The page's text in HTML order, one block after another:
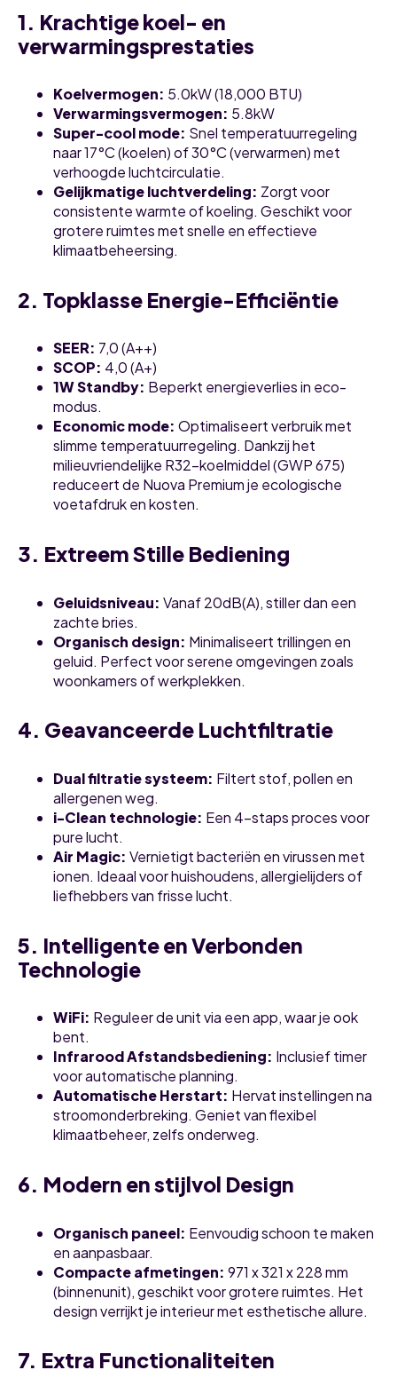
1. Krachtige koel- en
verwarmingsprestaties
Koelvermogen: 5.0kW (18,000 BTU)
Verwarmingsvermogen: 5.8kW
Super-cool mode: Snel temperatuurregeling
naar 17°C (koelen) of 30°C (verwarmen) met
verhoogde luchtcirculatie.
Gelijkmatige luchtverdeling: Zorgt voor
consistente warmte of koeling. Geschikt voor
grotere ruimtes met snelle en effectieve
klimaatbeheersing.
2. Topklasse Energie-Efficiëntie
SEER: 7,0 (A++)
SCOP: 4,0 (A+)
1W Standby: Beperkt energieverlies in eco-
modus.
Economic mode: Optimaliseert verbruik met
slimme temperatuurregeling. Dankzij het
milieuvriendelijke R32-koelmiddel (GWP 675)
reduceert de Nuova Premium je ecologische
voetafdruk en kosten.
3. Extreem Stille Bediening
Geluidsniveau: Vanaf 20dB(A), stiller dan een
zachte bries.
Organisch design: Minimaliseert trillingen en
geluid. Perfect voor serene omgevingen zoals
woonkamers of werkplekken.
4. Geavanceerde Luchtfiltratie
Dual filtratie systeem: Filtert stof, pollen en
allergenen weg.
i-Clean technologie: Een 4-staps proces voor
pure lucht.
Air Magic: Vernietigt bacteriën en virussen met
ionen. Ideaal voor huishoudens, allergielijders of
liefhebbers van frisse lucht.
5. Intelligente en Verbonden
Technologie
WiFi: Reguleer de unit via een app, waar je ook
bent.
Infrarood Afstandsbediening: Inclusief timer
voor automatische planning.
Automatische Herstart: Hervat instellingen na
stroomonderbreking. Geniet van flexibel
klimaatbeheer, zelfs onderweg.
6. Modern en stijlvol Design
Organisch paneel: Eenvoudig schoon te maken
en aanpasbaar.
Compacte afmetingen: 971 x 321 x 228 mm
(binnenunit), geschikt voor grotere ruimtes. Het
design verrijkt je interieur met esthetische allure.
7. Extra Functionaliteiten